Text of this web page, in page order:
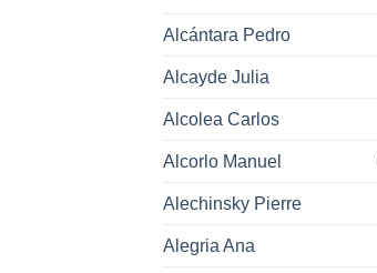
Alcántara Pedro
Alcayde Julia
Alcolea Carlos
Alcorlo Manuel
Alechinsky Pierre
Alegria Ana